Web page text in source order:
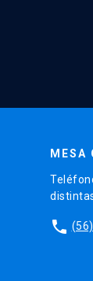
MESA
phone